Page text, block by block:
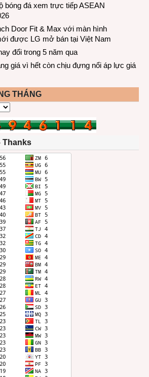
bóng đá xem trực tiếp ASEAN
Door Fit & Max với màn hình
được LG mở bán tại Việt Nam
đổi trong 5 năm qua
giá vì hết còn chịu đựng nổi áp lực giá
THÁNG
Thanks